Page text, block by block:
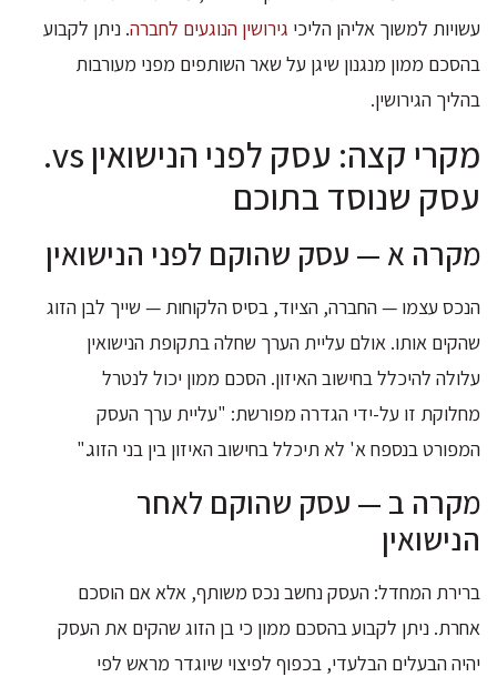
עשויות למשוך אליהן הליכי גירושין הנוגעים לחברה. ניתן לקבוע
בהסכם ממון מנגנון שיגן על שאר השותפים מפני מעורבות
בהליך הגירושין.
מקרי קצה: עסק לפני הנישואין vs.
עסק שנוסד בתוכם
מקרה א — עסק שהוקם לפני הנישואין
הנכס עצמו — החברה, הציוד, בסיס הלקוחות — שייך לבן הזוג
שהקים אותו. אולם עליית הערך שחלה בתקופת הנישואין
עלולה להיכלל בחישוב האיזון. הסכם ממון יכול לנטרל
מחלוקת זו על-ידי הגדרה מפורשת: "עליית ערך העסק
המפורט בנספח א' לא תיכלל בחישוב האיזון בין בני הזוג."
מקרה ב — עסק שהוקם לאחר
הנישואין
ברירת המחדל: העסק נחשב נכס משותף, אלא אם הוסכם
אחרת. ניתן לקבוע בהסכם ממון כי בן הזוג שהקים את העסק
יהיה הבעלים הבלעדי, בכפוף לפיצוי שיוגדר מראש לפי